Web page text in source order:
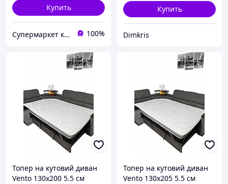
Купить
Супермаркет кондитера 100%
Купить
Dimkris
Топер на кутовий диван
Vento 130х200 5.5 см
Топер на кутовий диван
Vento 130х205 5.5 см